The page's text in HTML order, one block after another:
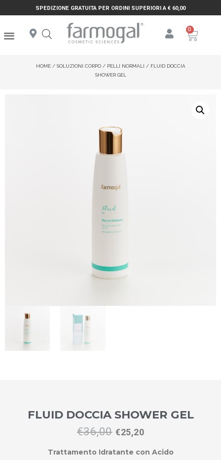
SPEDIZIONE GRATUITA PER ORDINI SUPERIORI A € 60,00
HOME/ SOLUZIONI CORPO/ PELLI NORMALI / FLUID DOCCIA
SHOWER GEL
FLUID DOCCIA SHOWER GEL
€36,00 €25,20
Trattamento Idratante con Acido